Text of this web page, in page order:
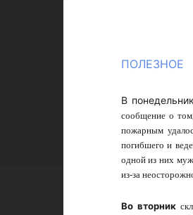
ПОЛЕЗНОЕ
В понедельник
сообщение о
пожарным
погибшего и
одной из них
из-за
Во вторник